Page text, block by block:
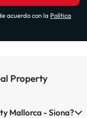
acuerdo con la Política
Property
Mallorca - Siona?